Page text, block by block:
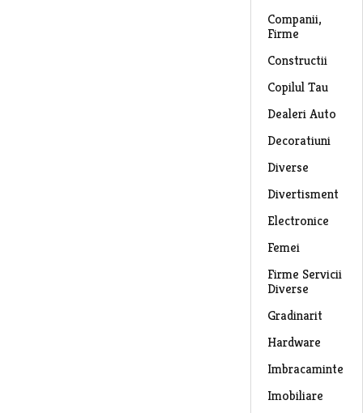
Companii,
Firme
Constructii
Copilul Tau
Dealeri Auto
Decoratiuni
Diverse
Divertisment
Electronice
Femei
Firme Servicii
Diverse
Gradinarit
Hardware
Imbracaminte
Imobiliare